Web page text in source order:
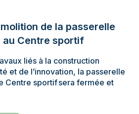
de la passerelle
au Centre sportif
liés à la construction
et de l’innovation, la passerelle
Centre sportif sera fermée et